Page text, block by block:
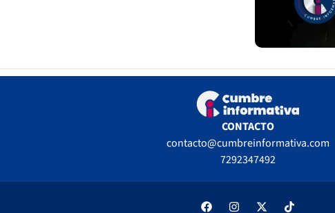
CONTACTO
contacto@cumbreinformativa.com
7292347492